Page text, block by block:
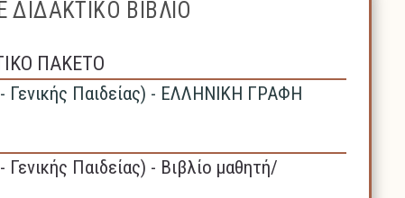
ΒΙΒΛΙΟ
ΠΑΚΕΤΟ
Γενικής Παιδείας) - ΕΛΛΗΝΙΚΗ ΓΡΑΦΗ
Γενικής Παιδείας) - Βιβλίο μαθητή/